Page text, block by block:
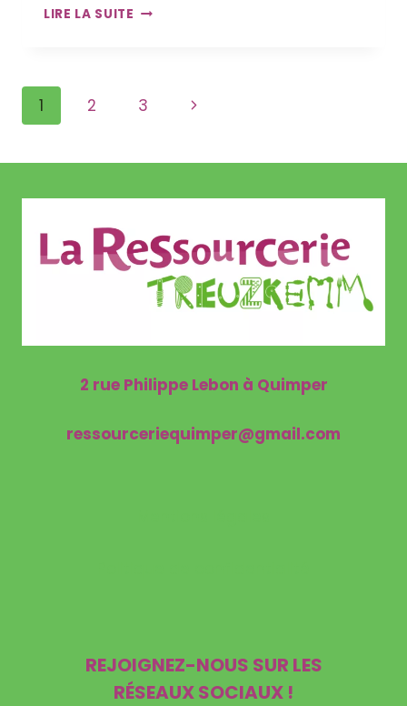
LIRE LA SUITE VENTE
3/12/2025
Navigation
1 2 3
Page
2 rue Philippe Lebon à Quimper
ressourceriequimper@gmail.com
REJOIGNEZ-NOUS SUR LES
RÉSEAUX SOCIAUX !